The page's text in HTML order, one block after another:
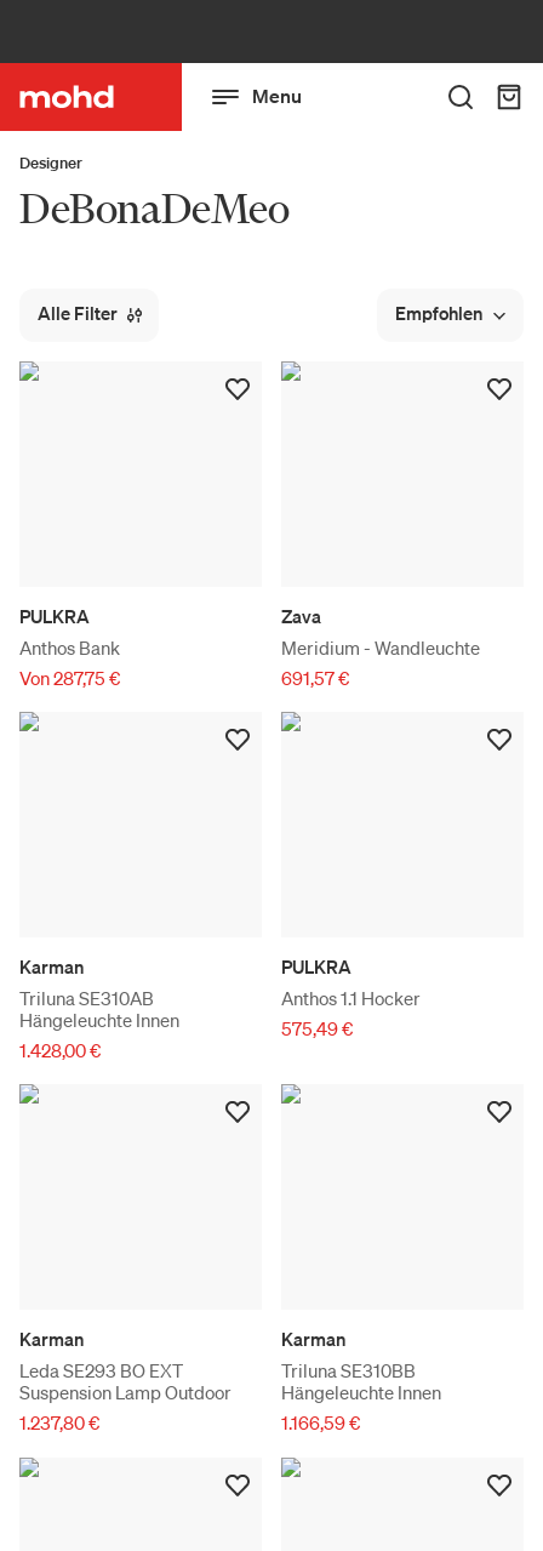
Menu
Designer
DeBonaDeMeo
Alle Filter Empfohlen
PULKRA
Anthos Bank
Von 287,75 €
Zava
Meridium - Wandleuchte
691,57 €
Karman
Triluna SE310AB
Hängeleuchte Innen
1.428,00 €
PULKRA
Anthos 1.1 Hocker
575,49 €
Karman
Leda SE293 BO EXT
Suspension Lamp Outdoor
1.237,80 €
Karman
Triluna SE310BB
Hängeleuchte Innen
1.166,59 €